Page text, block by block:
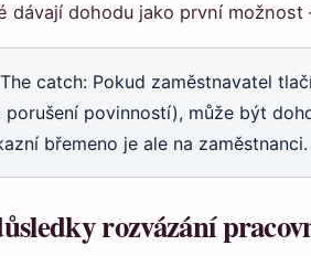
dávají dohodu jako první
The catch: Pokud zaměstnavatel
povinností), může být
břemeno je ale na zaměstnanci.
rozvázání